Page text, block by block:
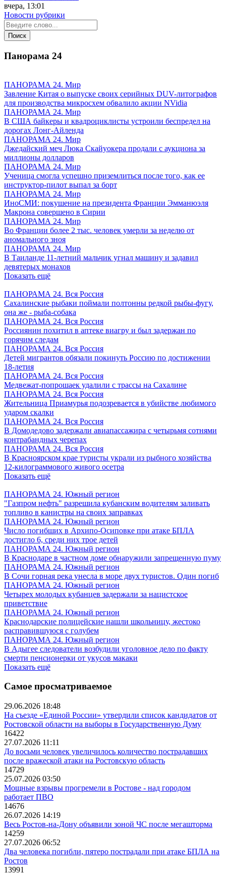
вчера, 13:01
Новости рубрики
Панорама 24
ПАНОРАМА 24. Мир
Завление Китая о выпуске своих серийных DUV-литографов
для производства микросхем обвалило акции NVidia
ПАНОРАМА 24. Мир
В США байкеры и квадроциклисты устроили беспредел на
дорогах Лонг-Айленда
ПАНОРАМА 24. Мир
Джедайский меч Люка Скайуокера продали с аукциона за
миллионы долларов
ПАНОРАМА 24. Мир
Ученица смогла успешно приземлиться после того, как ее
инструктор-пилот выпал за борт
ПАНОРАМА 24. Мир
ИноСМИ: покушение на президента Франции Эмманюэля
Макрона совершено в Сирии
ПАНОРАМА 24. Мир
Во Франции более 2 тыс. человек умерли за неделю от
аномального зноя
ПАНОРАМА 24. Мир
В Таиланде 11-летний мальчик угнал машину и задавил
девятерых монахов
Показать ещё
ПАНОРАМА 24. Вся Россия
Сахалинские рыбаки поймали полтонны редкой рыбы-фугу,
она же - рыба-собака
ПАНОРАМА 24. Вся Россия
Россиянин похитил в аптеке виагру и был задержан по
горячим следам
ПАНОРАМА 24. Вся Россия
Детей мигрантов обязали покинуть Россию по достижении
18-летия
ПАНОРАМА 24. Вся Россия
Медвежат-попрошаек удалили с трассы на Сахалине
ПАНОРАМА 24. Вся Россия
Жительница Приамурья подозревается в убийстве любимого
ударом скалки
ПАНОРАМА 24. Вся Россия
В Домодедово задержали авиапассажира с четырьмя сотнями
контрабандных черепах
ПАНОРАМА 24. Вся Россия
В Красноярском крае туристы украли из рыбного хозяйства
12-килограммового живого осетра
Показать ещё
ПАНОРАМА 24. Южный регион
"Газпром нефть" разрешила кубанским водителям заливать
топливо в канистры на своих заправках
ПАНОРАМА 24. Южный регион
Число погибших в Архипо-Осиповке при атаке БПЛА
достигло 6, среди них трое детей
ПАНОРАМА 24. Южный регион
В Краснодаре в частном доме обнаружили запрещенную пуму
ПАНОРАМА 24. Южный регион
В Сочи горная река унесла в море двух туристов. Один погиб
ПАНОРАМА 24. Южный регион
Четырех молодых кубанцев задержали за нацистское
приветствие
ПАНОРАМА 24. Южный регион
Краснодарские полицейские нашли школьницу, жестоко
расправившуюся с голубем
ПАНОРАМА 24. Южный регион
В Адыгее следователи возбудили уголовное дело по факту
смерти пенсионерки от укусов макаки
Показать ещё
Самое просматриваемое
29.06.2026 18:48
На съезде «Единой России» утвердили список кандидатов от
Ростовской области на выборы в Государственную Думу
16422
27.07.2026 11:11
До восьми человек увеличилось количество пострадавших
после вражеской атаки на Ростовскую область
14729
25.07.2026 03:50
Мощные взрывы прогремели в Ростове - над городом
работает ПВО
14676
26.07.2026 14:19
Весь Ростов-на-Дону объявили зоной ЧС после мегашторма
14259
27.07.2026 06:52
Два человека погибли, пятеро пострадали при атаке БПЛА на
Ростов
13991